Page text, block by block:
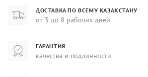
ДОСТАВКА ПО ВСЕМУ КАЗАХСТАНУ
от 3 до 8 рабочих дней
ГАРАНТИЯ
качества и подлинности